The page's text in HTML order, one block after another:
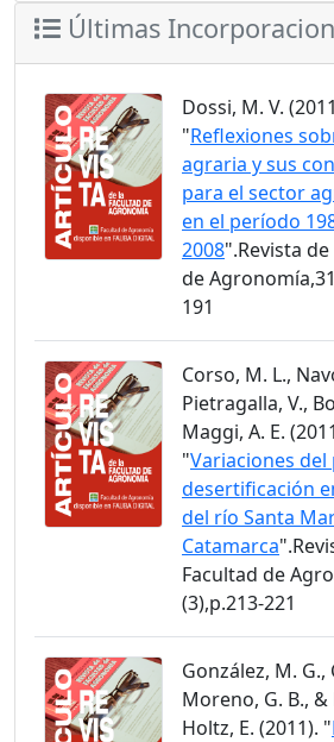
Últimas
Dossi, M. V.
"Reflexiones
agraria y sus
para el sector
en el período
2008".Revista
de
191
Corso, M. L.,
Pietragalla, V.,
Maggi, A. E.
"Variaciones
desertificación
del río Santa
Catamarca
Facultad de
(3),p.213-221
González, M. G.,
Moreno, G. B.,
Holtz, E. (2011). "